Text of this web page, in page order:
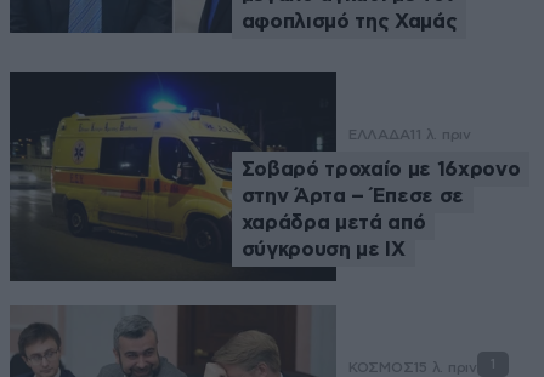
αφοπλισμό της Χαμάς
ΕΛΛΑΔΑ 11 λ. πριν
Σοβαρό τροχαίο με 16χρονο
στην Άρτα – Έπεσε σε
χαράδρα μετά από
σύγκρουση με ΙΧ
ΚΟΣΜΟΣ 15 λ. πριν 1